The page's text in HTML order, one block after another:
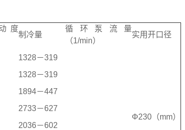
度
制冷量
循环泵流量
（1/min）
实用开口径
1328－319
Φ230（mm）
1328－319
1894－447
2733－627
2036－602